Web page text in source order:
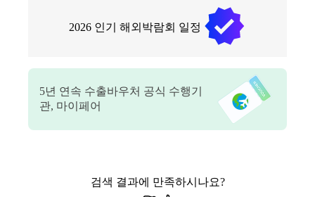
2026 인기 해외박람회 일정
5년 연속 수출바우처 공식 수행기
관, 마이페어
검색 결과에 만족하시나요?